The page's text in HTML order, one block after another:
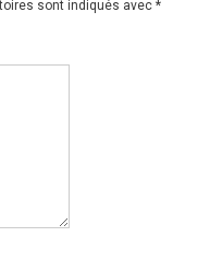
sont indiqués avec *